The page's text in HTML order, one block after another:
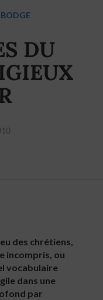
DU
des chrétiens,
incompris, ou
vocabulaire
dans une
par